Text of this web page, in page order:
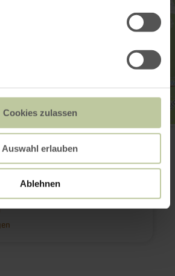
Cookies zulassen
Auswahl erlauben
Ablehnen